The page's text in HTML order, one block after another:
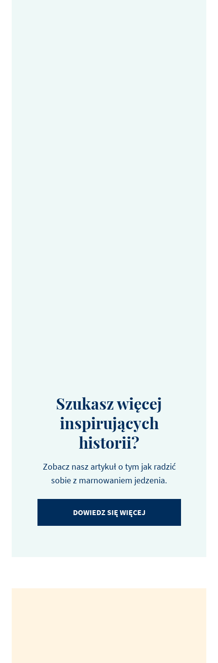
Szukasz więcej
inspirujących
historii?
Zobacz nasz artykuł o tym jak radzić
sobie z marnowaniem jedzenia.
DOWIEDZ SIĘ WIĘCEJ